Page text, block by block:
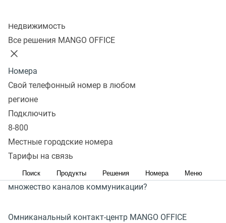
Недвижимость
Все решения MANGO OFFICE
Номера
Свой телефонный номер в любом
регионе
Подключить
8-800
Местные городские номера
Тарифы на связь
Поиск Продукты Решения Номера Меню
53% потребителей
связываются с компаниями
через мессенджеры
и соцсети
Сегодня фокус клиентов смещается в сторону
цифровых каналов, а ожидания от сервиса остаются
высокими независимо от способа связи. Как бизнесу
поддерживать качество обслуживания и эффективно
управлять взаимодействием с клиентами через
множество каналов коммуникации?
Омниканальный контакт-центр MANGO OFFICE